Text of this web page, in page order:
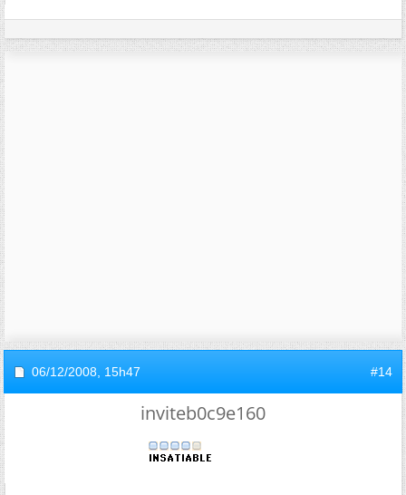
06/12/2008, 15h47 #14
inviteb0c9e160